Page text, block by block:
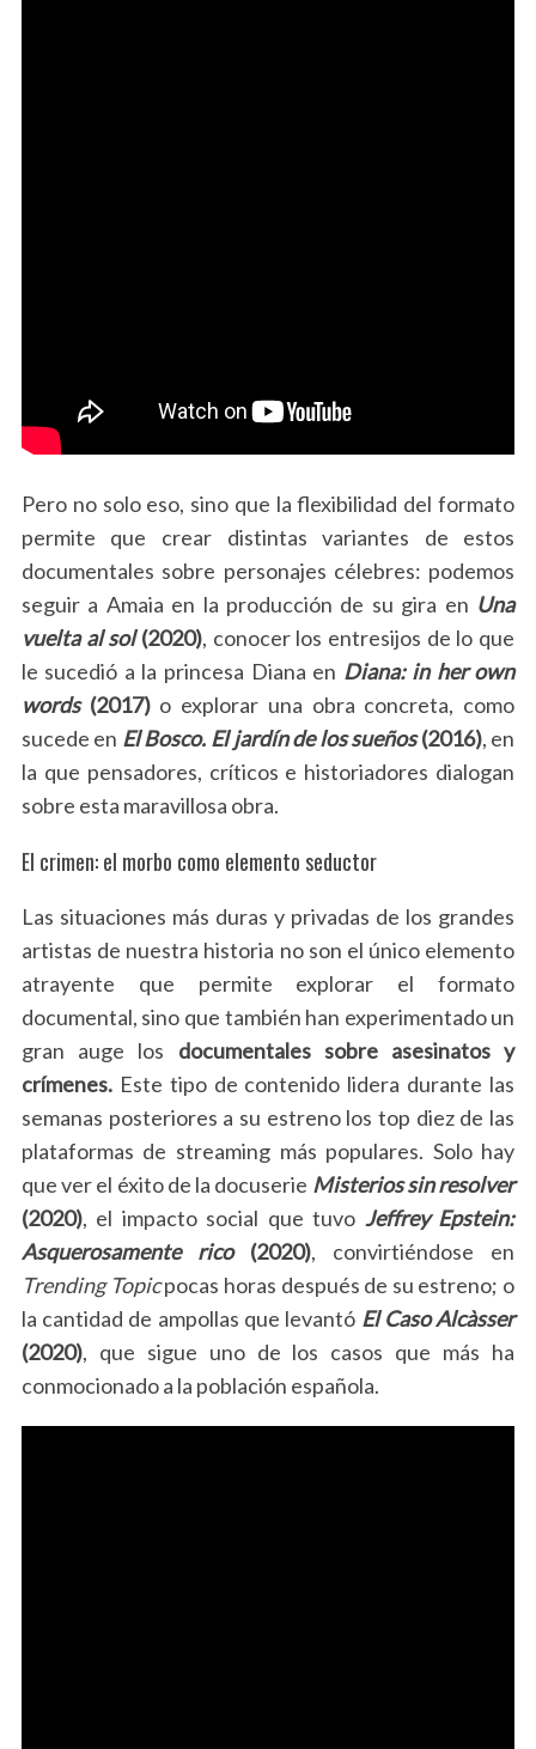
Pero no solo eso, sino que la flexibilidad del formato
permite que crear distintas variantes de estos
documentales sobre personajes célebres: podemos
seguir a Amaia en la producción de su gira en Una
vuelta al sol(2020), conocer los entresijos de lo que
le sucedió a la princesa Diana en Diana: in her own
words (2017)o explorar una obra concreta, como
sucede en El Bosco. El jardín de los sueños(2016), en
la que pensadores, críticos e historiadores dialogan
sobre esta maravillosa obra.
El crimen: el morbo como elemento seductor
Las situaciones más duras y privadas de los grandes
artistas de nuestra historia no son el único elemento
atrayente que permite explorar el formato
documental, sino que también han experimentado un
gran auge los documentales sobre asesinatos y
crímenes.Este tipo de contenido lidera durante las
semanas posteriores a su estreno los top diez de las
plataformas de streaming más populares. Solo hay
que ver el éxito de la docuserie Misterios sin resolver
(2020), el impacto social que tuvo Jeffrey Epstein:
Asquerosamente rico (2020), convirtiéndose en
Trending Topicpocas horas después de su estreno; o
la cantidad de ampollas que levantó El Caso Alcàsser
(2020), que sigue uno de los casos que más ha
conmocionado a la población española.
S
e
a
r
c
h
f
o
r
: